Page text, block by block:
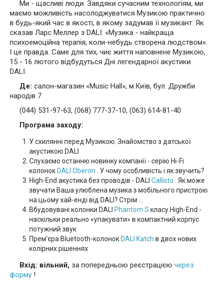
Ми - щасливі люди. Завдяки сучасним технологіям, ми
маємо можливість насолоджуватися Музикою практично
в будь-який час в якості, в якому задумав її музикант. Як
сказав Ларс Меллер з DALI: «Музика - найкраща
психоемоційна терапія, коли-небудь створена людством».
І це правда. Саме для тих, чиє життя наповнене Музикою,
15 - 16 лютого відбудуться Дні легендарної акустики
DALI.
Де: салон-магазин «Music Hall», м.Київ, бул. Дружби
народів 7
(044) 531-97-63, (068) 777-37-10, (063) 614-81-40
Програма заходу:
У схилянні перед Музикою. Знайомство з датської
акустикою DALI
Слухаємо останню новинку компанії - серію Hi-Fi
колонокDALI Oberon . У чому особливість і як звучить?
High-End акустика без проводів - DALI Callisto . Як може
звучати Ваша улюблена музика з мобільного пристрою
на цьому хай-енді від DALI? Стрім ...
Вбудовувані колонки DALI Phantom S класу High-End -
наскільки реально «упакувати» в компактний корпус
потужний звук
Прем'єра Bluetooth-колонокDALI Katch в двох нових
колірних рішеннях
Вхід: вільний, за попередньою реєстрацією через
форму !